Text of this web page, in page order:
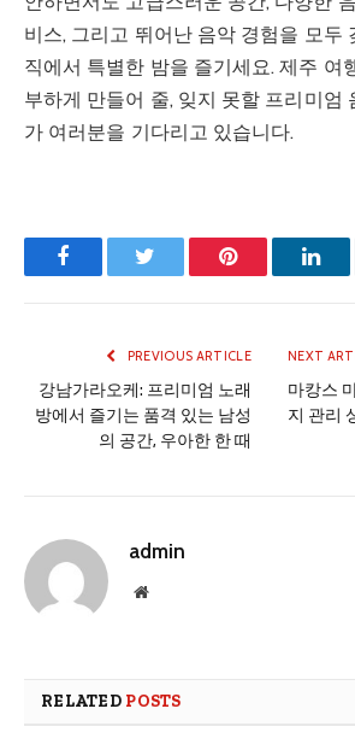
비스, 그리고 뛰어난 음악 경험을 모두
직에서 특별한 밤을 즐기세요. 제주 여
부하게 만들어 줄, 잊지 못할 프리미엄
가 여러분을 기다리고 있습니다.
FacebookTwitter Pinterest
PREVIOUS ARTICLE
강남가라오케: 프리미엄 노래
방에서 즐기는 품격 있는 남성
의 공간, 우아한 한 때
NEXT
마캉스
지 관리
admin
Website
RELATED POSTS